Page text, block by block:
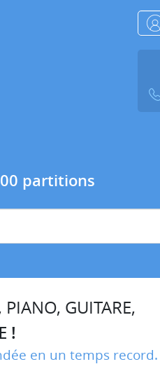
partitions
PIANO, GUITARE,
!
en un temps record.